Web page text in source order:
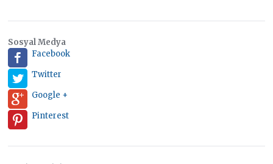
Sosyal Medya
Facebook
Twitter
Google +
Pinterest